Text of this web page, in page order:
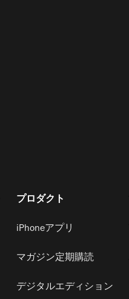
プロダクト
iPhoneアプリ
マガジン定期購読
デジタルエディション